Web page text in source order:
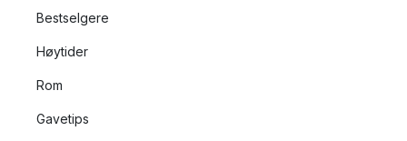
Bestselgere
Høytider
Rom
Gavetips